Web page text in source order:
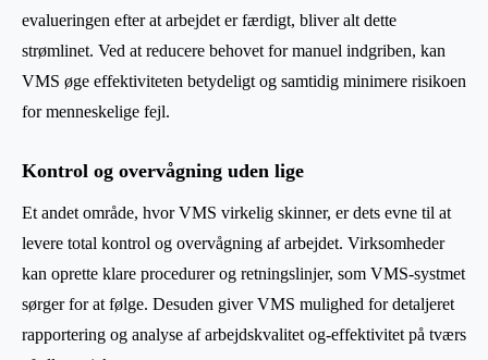
evalueringen efter at arbejdet er færdigt, bliver alt dette
strømlinet. Ved at reducere behovet for manuel indgriben, kan
VMS øge effektiviteten betydeligt og samtidig minimere risikoen
for menneskelige fejl.
Kontrol og overvågning uden lige
Et andet område, hvor VMS virkelig skinner, er dets evne til at
levere total kontrol og overvågning af arbejdet. Virksomheder
kan oprette klare procedurer og retningslinjer, som VMS-systmet
sørger for at følge. Desuden giver VMS mulighed for detaljeret
rapportering og analyse af arbejdskvalitet og-effektivitet på tværs